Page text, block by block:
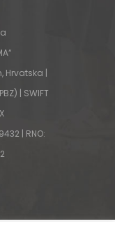
Hrvatska |
| SWIFT
| RNO: